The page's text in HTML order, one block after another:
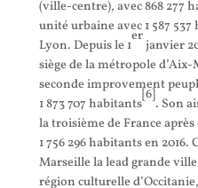
(ville-centre), avec 868 277
unité urbaine avec 1 587
Lyon. Depuis le 1
er
janvier
siège de la métropole
seconde improvement
1 873 707 habitants
[6]
. Son
la troisième de France
1 756 296 habitants en
Marseille la lead grande
région culturelle